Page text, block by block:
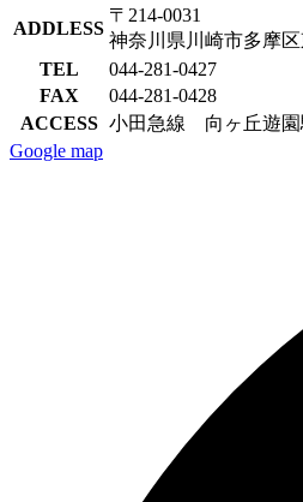
ADDLESS
〒214-0031
神奈川県川崎市多摩
TEL
044-281-0427
FAX
044-281-0428
ACCESS 小田急線 向ヶ丘遊
Google map